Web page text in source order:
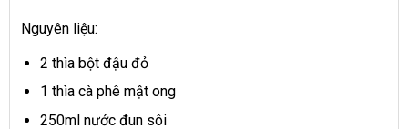
Nguyên liệu:
2 thìa bột đậu đỏ
1 thìa cà phê mật ong
250ml nước đun sôi